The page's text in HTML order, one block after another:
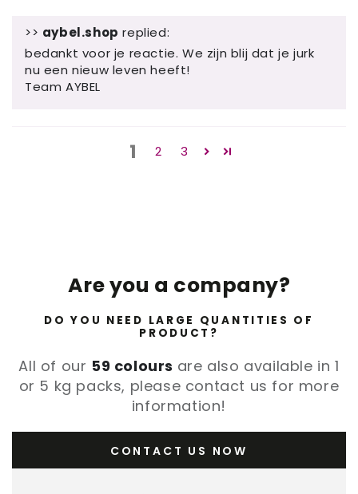
>> aybel.shop replied:
bedankt voor je reactie. We zijn blij dat je jurk
nu een nieuw leven heeft!
Team AYBEL
1 2 3
Are you a company?
DO YOU NEED LARGE QUANTITIES OF
PRODUCT?
All of our 59 colours are also available in 1
or 5 kg packs, please contact us for more
information!
CONTACT US NOW